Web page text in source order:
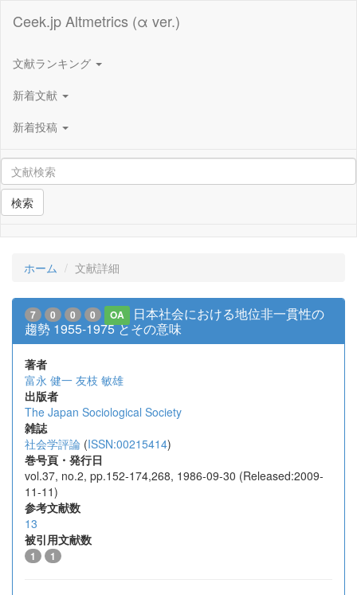
Ceek.jp Altmetrics (α ver.)
文献ランキング
新着文献
新着投稿
検索
ホーム 文献詳細
7 0 0 0 OA
日本社会における地位非一貫性の
趨勢 1955-1975 とその意味
著者
富永 健一 友枝 敏雄
出版者
The Japan Sociological Society
雑誌
社会学評論 (ISSN:00215414)
巻号頁・発行日
vol.37, no.2, pp.152-174,268, 1986-09-30 (Released:2009-
11-11)
参考文献数
13
被引用文献数
1 1